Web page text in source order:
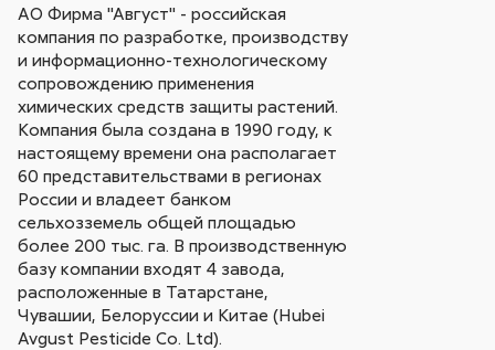
АО Фирма "Август" - российская
компания по разработке, производству
и информационно-технологическому
сопровождению применения
химических средств защиты растений.
Компания была создана в 1990 году, к
настоящему времени она располагает
60 представительствами в регионах
России и владеет банком
сельхозземель общей площадью
более 200 тыс. га. В производственную
базу компании входят 4 завода,
расположенные в Татарстане,
Чувашии, Белоруссии и Китае (Hubei
Avgust Pesticide Co. Ltd).